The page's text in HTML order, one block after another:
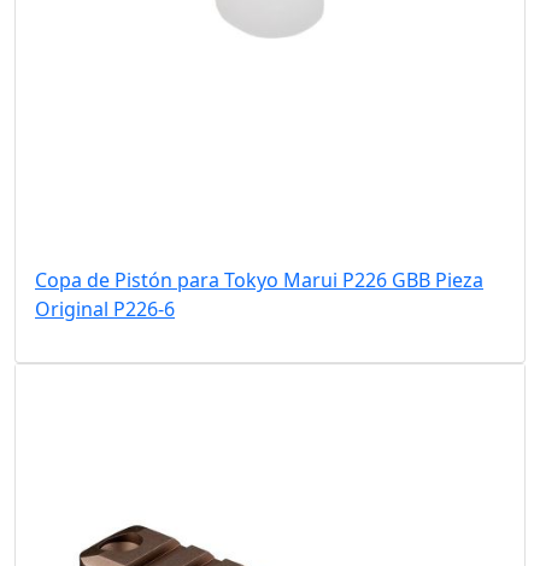
Copa de Pistón para Tokyo Marui P226 GBB Pieza
Original P226-6